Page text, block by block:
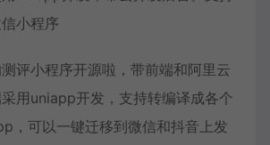
小程序
测评小程序开源啦，带前端和阿里云
用uniapp开发，支持转编译成各个
，可以一键迁移到微信和抖音上发